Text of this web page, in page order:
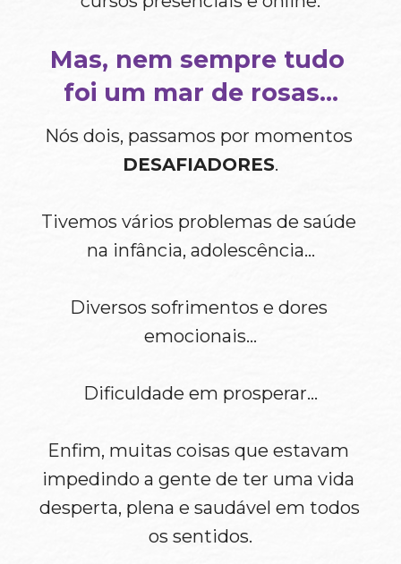
Mas, nem sempre tudo
foi um mar de rosas…
DESAFIADORES.
Tivemos vários problemas de saúde
na infância, adolescência…
Diversos sofrimentos e dores
emocionais…
Dificuldade em prosperar…
Enfim, muitas coisas que estavam
impedindo a gente de ter uma vida
desperta, plena e saudável em todos
os sentidos.